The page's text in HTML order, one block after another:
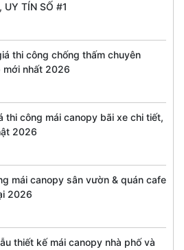
TÍN SỐ #1
thi công chống thấm chuyên
mới nhất 2026
thi công mái canopy bãi xe chi tiết,
2026
mái canopy sân vườn & quán cafe
2026
thiết kế mái canopy nhà phố và